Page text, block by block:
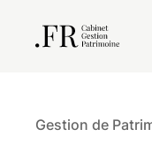
Gestion de